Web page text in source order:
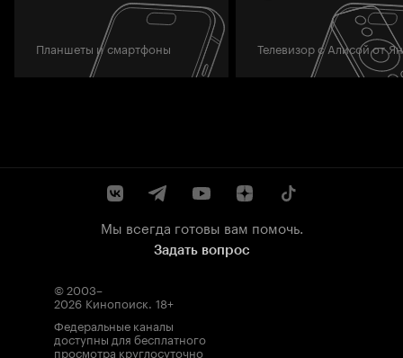
Планшеты и смартфоны Телевизор с Алисой от
Мы всегда готовы вам помочь.
Задать вопрос
© 2003–
2026 Кинопоиск. 18+
Федеральные каналы
доступны для бесплатного
просмотра круглосуточно